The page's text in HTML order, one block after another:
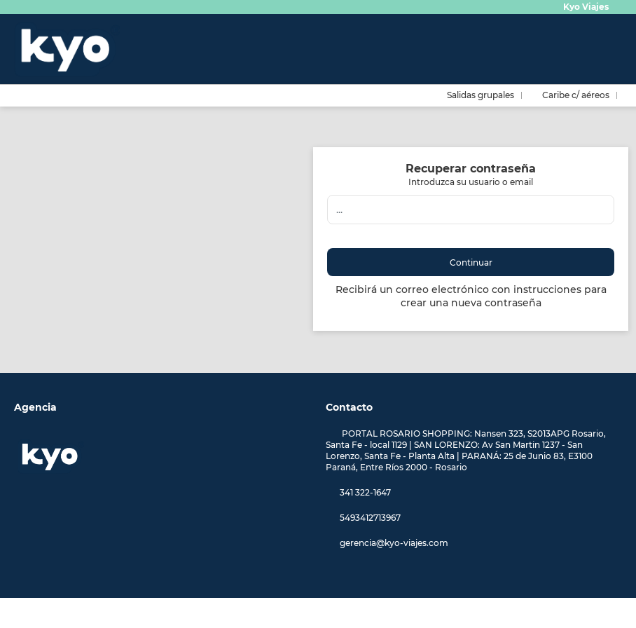
Kyo Viajes
Salidas grupales Caribe c/ aéreos
Recuperar contraseña
Introduzca su usuario o email
Continuar
Recibirá un correo electrónico con instrucciones para
crear una nueva contraseña
Agencia Contacto
PORTAL ROSARIO SHOPPING: Nansen 323, S2013APG Rosario,
Santa Fe - local 1129 | SAN LORENZO: Av San Martin 1237 - San
Lorenzo, Santa Fe - Planta Alta | PARANÁ: 25 de Junio 83, E3100
Paraná, Entre Ríos 2000 - Rosario
341 322-1647
5493412713967
gerencia@kyo-viajes.com